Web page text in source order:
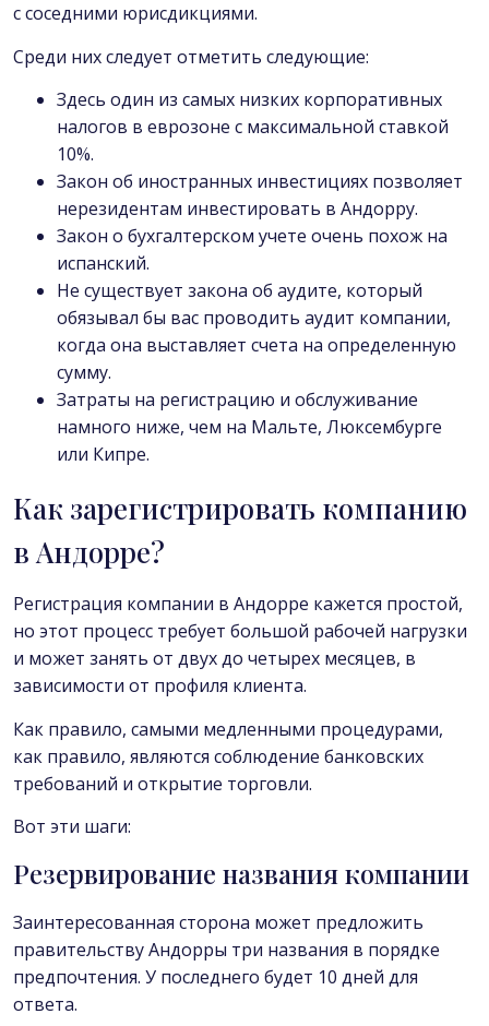
с соседними юрисдикциями.
Среди них следует отметить следующие:
Здесь один из самых низких корпоративных
налогов в еврозоне с максимальной ставкой
10%.
Закон об иностранных инвестициях позволяет
нерезидентам инвестировать в Андорру.
Закон о бухгалтерском учете очень похож на
испанский.
Не существует закона об аудите, который
обязывал бы вас проводить аудит компании,
когда она выставляет счета на определенную
сумму.
Затраты на регистрацию и обслуживание
намного ниже, чем на Мальте, Люксембурге
или Кипре.
Как зарегистрировать компанию
в Андорре?
Регистрация компании в Андорре кажется простой,
но этот процесс требует большой рабочей нагрузки
и может занять от двух до четырех месяцев, в
зависимости от профиля клиента.
Как правило, самыми медленными процедурами,
как правило, являются соблюдение банковских
требований и открытие торговли.
Вот эти шаги:
Резервирование названия компании
Заинтересованная сторона может предложить
правительству Андорры три названия в порядке
предпочтения. У последнего будет 10 дней для
ответа.